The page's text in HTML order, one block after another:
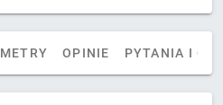
OPINIE PYTANIA I